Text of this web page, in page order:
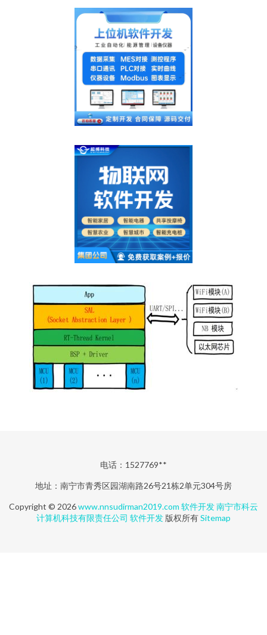
电话：1527769**
地址：南宁市青秀区园湖南路26号21栋2单元304号房
Copyright © 2026www.nnsudirman2019.com 软件开发南宁市科云
计算机科技有限责任公司 软件开发 版权所有Sitemap